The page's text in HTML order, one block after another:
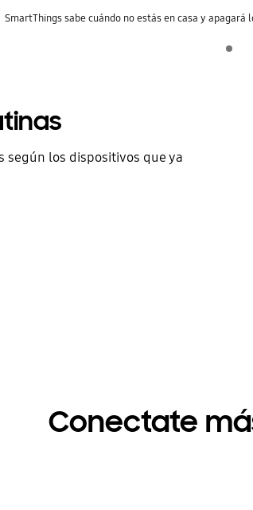
SmartThings sabe cuándo no estás en casa y
los dispositivos que ya
Conectate